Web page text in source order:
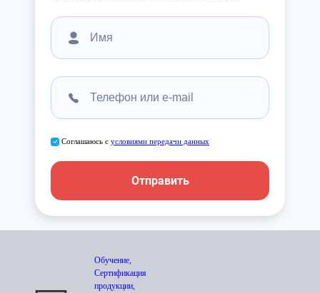
Соглашаюсь с условиями передачи данных
Отправить
Обучение,
Сертификация
продукции,